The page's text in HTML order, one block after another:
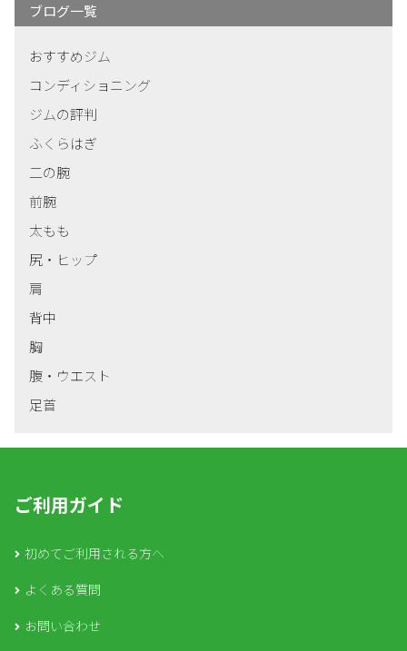
ブログ一覧
おすすめジム
コンディショニング
ジムの評判
ふくらはぎ
二の腕
前腕
太もも
尻・ヒップ
肩
背中
胸
腹・ウエスト
足首
ご利用ガイド
初めてご利用される方へ
よくある質問
お問い合わせ